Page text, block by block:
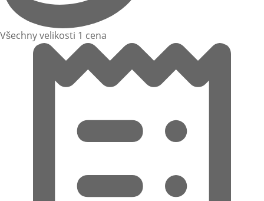
Všechny velikosti 1 cena